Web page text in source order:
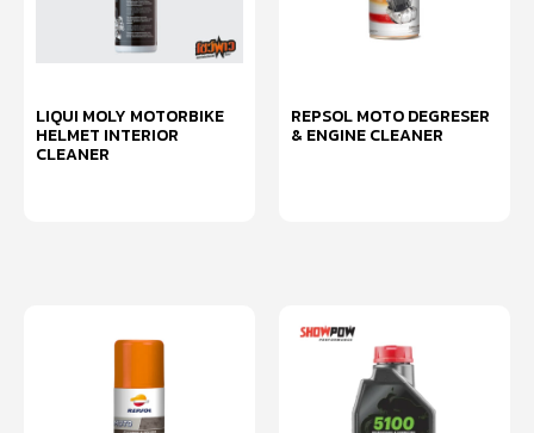
LIQUI MOLY MOTORBIKE
HELMET INTERIOR
CLEANER
REPSOL MOTO DEGRESER
& ENGINE CLEANER